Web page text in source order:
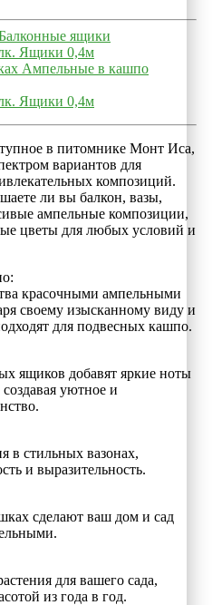
ящики
Ящики 0,4м
Ампельные в кашпо
Ящики 0,4м
в питомнике Монт Иса,
вариантов для
композиций.
ли вы балкон, вазы,
ампельные композиции,
цветы для любых условий и
красочными ампельными
своему изысканному виду и
для подвесных кашпо.
ящиков добавят яркие ноты
уютное и
в стильных вазонах,
и выразительность.
сделают ваш дом и сад
для вашего сада,
из года в год.